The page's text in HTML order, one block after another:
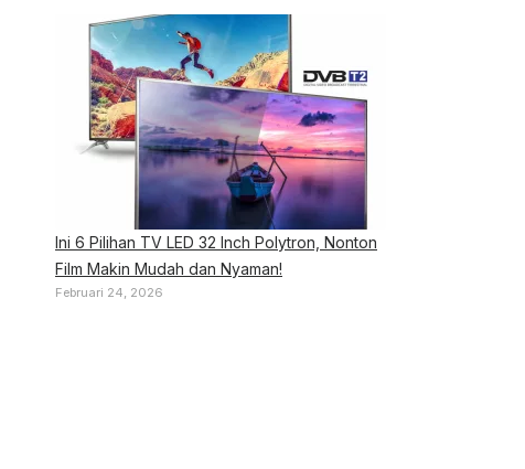
Ini 6 Pilihan TV LED 32 Inch Polytron, Nonton
Film Makin Mudah dan Nyaman!
Februari 24, 2026